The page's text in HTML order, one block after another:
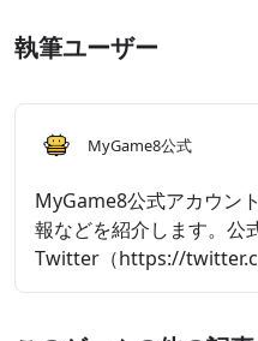
執筆ユーザー
MyGame8公式
MyGame8公式アカウン
報などを紹介します。公
Twitter（https://